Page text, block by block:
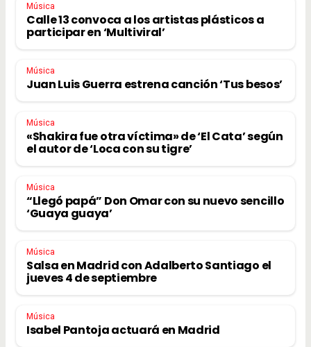
Música
Calle 13 convoca a los artistas plásticos a
participar en ‘Multiviral’
Música
Juan Luis Guerra estrena canción ‘Tus besos’
Música
«Shakira fue otra víctima» de ‘El Cata’ según
el autor de ‘Loca con su tigre’
Música
“Llegó papá” Don Omar con su nuevo sencillo
‘Guaya guaya’
Música
Salsa en Madrid con Adalberto Santiago el
jueves 4 de septiembre
Música
Isabel Pantoja actuará en Madrid